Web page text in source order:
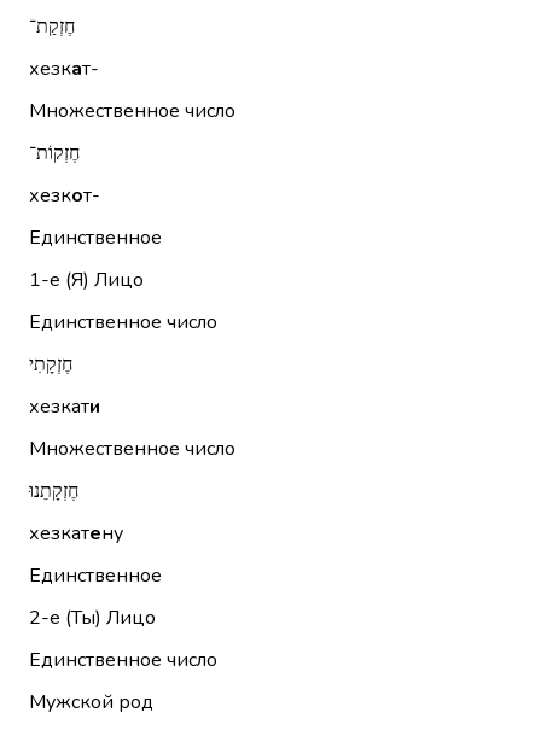
חֶזְקַת־
хезкат-
Множественное число
חֶזְקוֹת־
хезкот-
Единственное
1-е (Я) Лицо
Единственное число
חֶזְקָתִי
хезкати
Множественное число
חֶזְקָתֵנוּ
хезкатену
Единственное
2-е (Ты) Лицо
Единственное число
Мужской род